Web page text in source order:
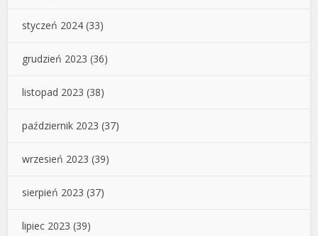
styczeń 2024 (33)
grudzień 2023 (36)
listopad 2023 (38)
październik 2023 (37)
wrzesień 2023 (39)
sierpień 2023 (37)
lipiec 2023 (39)